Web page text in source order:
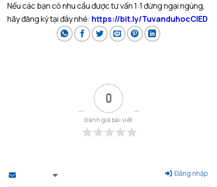
Nếu các bạn có nhu cầu được tư vấn 1:1 đừng ngại ngùng,
hãy đăng ký tại đây nhé: https://bit.ly/TuvanduhocCIED
0
Đánh giá bài viết
Đăng nhập